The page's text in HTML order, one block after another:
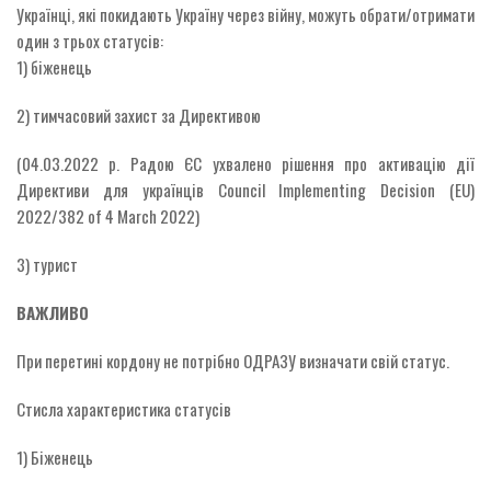
Українці, які покидають Україну через війну, можуть обрати/отримати
один з трьох статусів:
1) біженець
2) тимчасовий захист за Директивою
(04.03.2022 р. Радою ЄС ухвалено рішення про активацію дії
Директиви для українців Council Implementing Decision (EU)
2022/382 of 4 March 2022)
3) турист
ВАЖЛИВО
При перетині кордону не потрібно ОДРАЗУ визначати свій статус.
Стисла характеристика статусів
1) Біженець